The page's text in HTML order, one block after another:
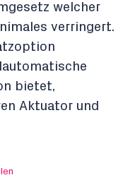
welcher
verringert.
bietet,
Aktuator und